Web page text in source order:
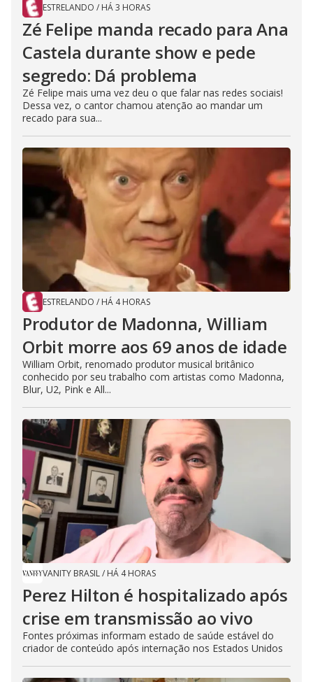
ESTRELANDO / HÁ 3 HORAS
Zé Felipe manda recado para Ana
Castela durante show e pede
segredo: Dá problema
Zé Felipe mais uma vez deu o que falar nas redes sociais!
Dessa vez, o cantor chamou atenção ao mandar um
recado para sua...
ESTRELANDO / HÁ 4 HORAS
Produtor de Madonna, William
Orbit morre aos 69 anos de idade
William Orbit, renomado produtor musical britânico
conhecido por seu trabalho com artistas como Madonna,
Blur, U2, Pink e All...
VANITY BRASIL/ HÁ 4 HORAS
Perez Hilton é hospitalizado após
crise em transmissão ao vivo
Fontes próximas informam estado de saúde estável do
criador de conteúdo após internação nos Estados Unidos